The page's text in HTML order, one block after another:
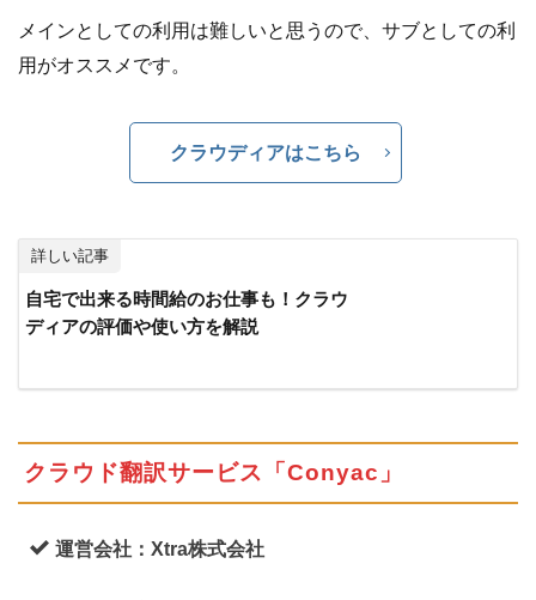
メインとしての利用は難しいと思うので、サブとしての利
用がオススメです。
クラウディアはこちら
詳しい記事
自宅で出来る時間給のお仕事も！クラウ
ディアの評価や使い方を解説
クラウド翻訳サービス「Conyac」
運営会社：Xtra株式会社